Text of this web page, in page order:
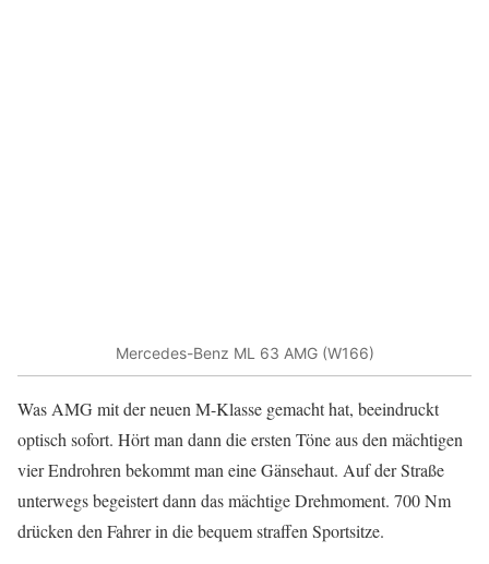
Mercedes-Benz ML 63 AMG (W166)
Was AMG mit der neuen M-Klasse gemacht hat, beeindruckt
optisch sofort. Hört man dann die ersten Töne aus den mächtigen
vier Endrohren bekommt man eine Gänsehaut. Auf der Straße
unterwegs begeistert dann das mächtige Drehmoment. 700 Nm
drücken den Fahrer in die bequem straffen Sportsitze.